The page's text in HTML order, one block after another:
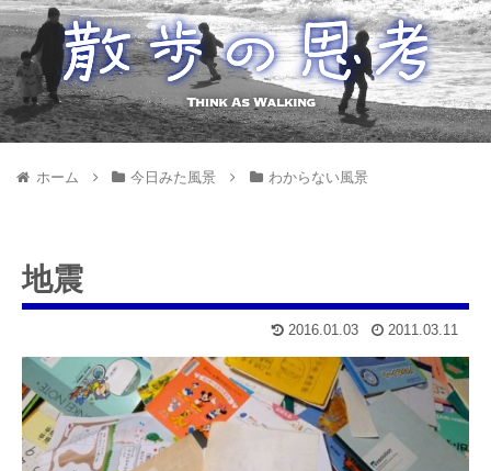
ホーム 今日みた風景 わからない風景
地震
2016.01.03 2011.03.11